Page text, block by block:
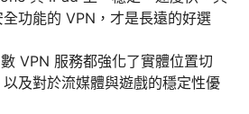
功能的 VPN，才是長遠的好選
VPN 服務都強化了實體位置切
及對於流媒體與遊戲的穩定性優